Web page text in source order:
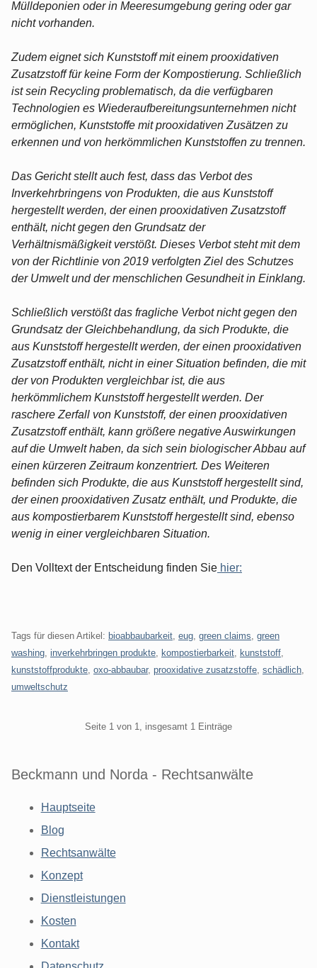
Mülldeponien oder in Meeresumgebung gering oder gar
nicht vorhanden.
Zudem eignet sich Kunststoff mit einem prooxidativen
Zusatzstoff für keine Form der Kompostierung. Schließlich
ist sein Recycling problematisch, da die verfügbaren
Technologien es Wiederaufbereitungsunternehmen nicht
ermöglichen, Kunststoffe mit prooxidativen Zusätzen zu
erkennen und von herkömmlichen Kunststoffen zu trennen.
Das Gericht stellt auch fest, dass das Verbot des
Inverkehrbringens von Produkten, die aus Kunststoff
hergestellt werden, der einen prooxidativen Zusatzstoff
enthält, nicht gegen den Grundsatz der
Verhältnismäßigkeit verstößt. Dieses Verbot steht mit dem
von der Richtlinie von 2019 verfolgten Ziel des Schutzes
der Umwelt und der menschlichen Gesundheit in Einklang.
Schließlich verstößt das fragliche Verbot nicht gegen den
Grundsatz der Gleichbehandlung, da sich Produkte, die
aus Kunststoff hergestellt werden, der einen prooxidativen
Zusatzstoff enthält, nicht in einer Situation befinden, die mit
der von Produkten vergleichbar ist, die aus
herkömmlichem Kunststoff hergestellt werden. Der
raschere Zerfall von Kunststoff, der einen prooxidativen
Zusatzstoff enthält, kann größere negative Auswirkungen
auf die Umwelt haben, da sich sein biologischer Abbau auf
einen kürzeren Zeitraum konzentriert. Des Weiteren
befinden sich Produkte, die aus Kunststoff hergestellt sind,
der einen prooxidativen Zusatz enthält, und Produkte, die
aus kompostierbarem Kunststoff hergestellt sind, ebenso
wenig in einer vergleichbaren Situation.
Den Volltext der Entscheidung finden Sie hier:
Tags für diesen Artikel: bioabbaubarkeit eug green claims green
washing inverkehrbringen produkte kompostierbarkeit kunststoff
kunststoffprodukte oxo-abbaubar, prooxidative zusatzstoffe schädlich
umweltschutz
Seite 1 von 1, insgesamt 1 Einträge
Beckmann und Norda - Rechtsanwälte
Hauptseite
Blog
Rechtsanwälte
Konzept
Dienstleistungen
Kosten
Kontakt